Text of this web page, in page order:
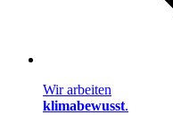
Wir arbeiten
klimabewusst.